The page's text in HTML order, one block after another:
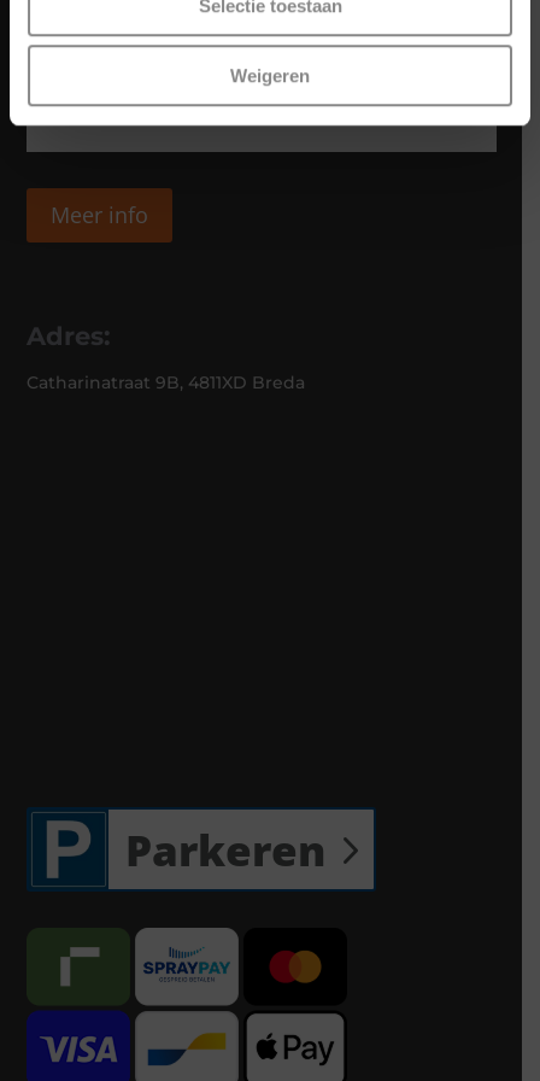
Selectie toestaan
Weigeren
Meer info
Adres:
Catharinatraat 9B, 4811XD Breda
Parkeren